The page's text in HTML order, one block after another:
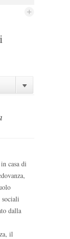
casa di
dalla
il